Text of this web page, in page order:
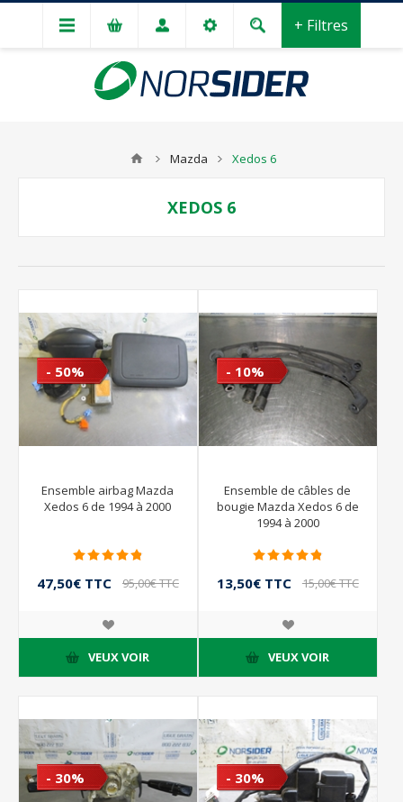
+ Filtres
Mazda Xedos 6
XEDOS 6
- 50%
Ensemble airbag Mazda
Xedos 6 de 1994 à 2000
47,50€ TTC 95,00€ TTC
VEUX VOIR
- 10%
Ensemble de câbles de
bougie Mazda Xedos 6 de
1994 à 2000
13,50€ TTC 15,00€ TTC
VEUX VOIR
- 30% - 30%